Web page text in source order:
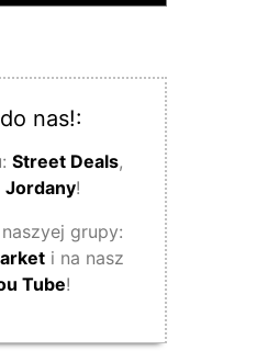
nas!:
Street Deals,
Jordany!
grupy:
i na nasz
Tube!